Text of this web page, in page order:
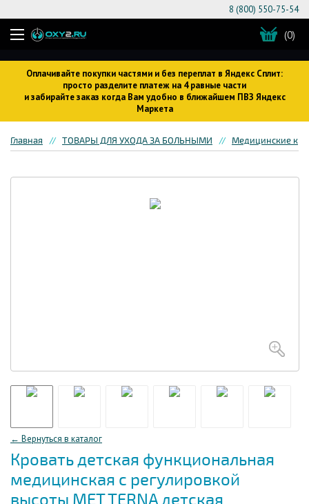
Оплачивайте покупки частями и без переплат в Яндекс Сплит:
просто разделите платеж на 4 равные части
и забирайте заказ когда Вам удобно в ближайшем ПВЗ Яндекс
Маркета
8 (800) 550-75-54
(0)
Главная ТОВАРЫ ДЛЯ УХОДА ЗА БОЛЬНЫМИ Медицинские
← Вернуться в каталог
Кровать детская функциональная
медицинская с регулировкой